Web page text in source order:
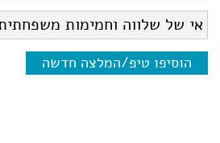
הוסיפו טיפ/המלצה חדשה